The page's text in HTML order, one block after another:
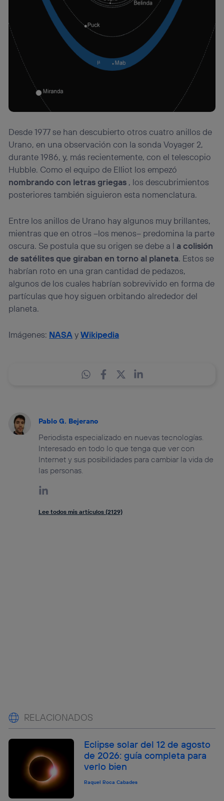
Desde 1977 se han descubierto otros cuatro anillos de
Urano, en una observación con la sonda Voyager 2,
durante 1986, y, más recientemente, con el telescopio
Hubble. Como el equipo de Elliot los empezó
nombrando con letras griegas , los descubrimientos
posteriores también siguieron esta nomenclatura.
Entre los anillos de Urano hay algunos muy brillantes,
mientras que en otros –los menos– predomina la parte
oscura. Se postula que su origen se debe a l a colisión
de satélites que giraban en torno al planeta. Estos se
habrían roto en una gran cantidad de pedazos,
algunos de los cuales habrían sobrevivido en forma de
partículas que hoy siguen orbitando alrededor del
planeta.
Imágenes: NASAyWikipedia
Pablo G. Bejerano
Periodista especializado en nuevas tecnologías.
Interesado en todo lo que tenga que ver con
Internet y sus posibilidades para cambiar la vida de
las personas.
Lee todos mis artículos (2129)
RELACIONADOS
Eclipse solar del 12 de agosto
de 2026: guía completa para
verlo bien
Raquel Roca Cabades